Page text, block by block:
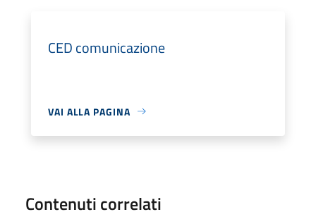
CED comunicazione
VAI ALLA PAGINA
Contenuti correlati